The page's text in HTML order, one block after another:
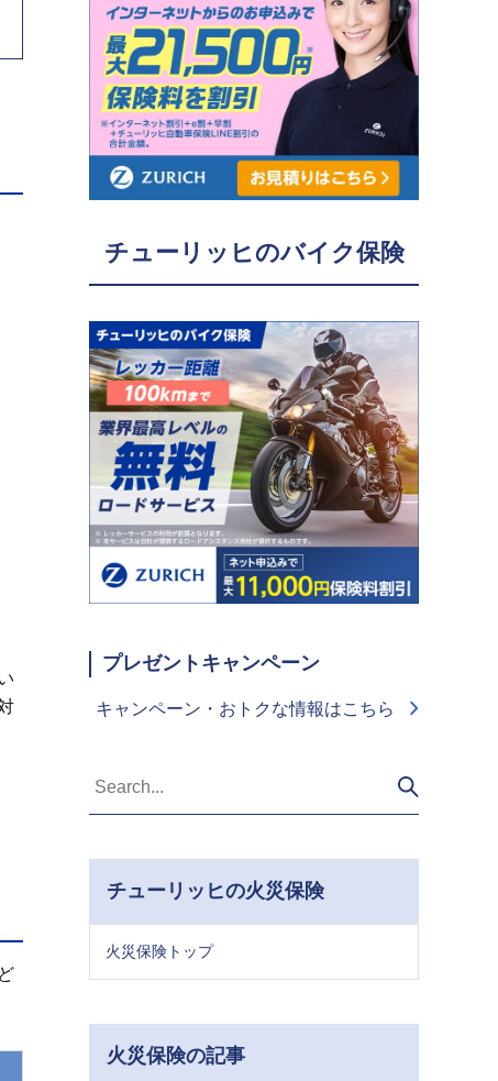
チューリッヒのバイク保険
プレゼントキャンペーン
キャンペーン・おトクな情報はこちら
チューリッヒの火災保険
火災保険トップ
火災保険の記事